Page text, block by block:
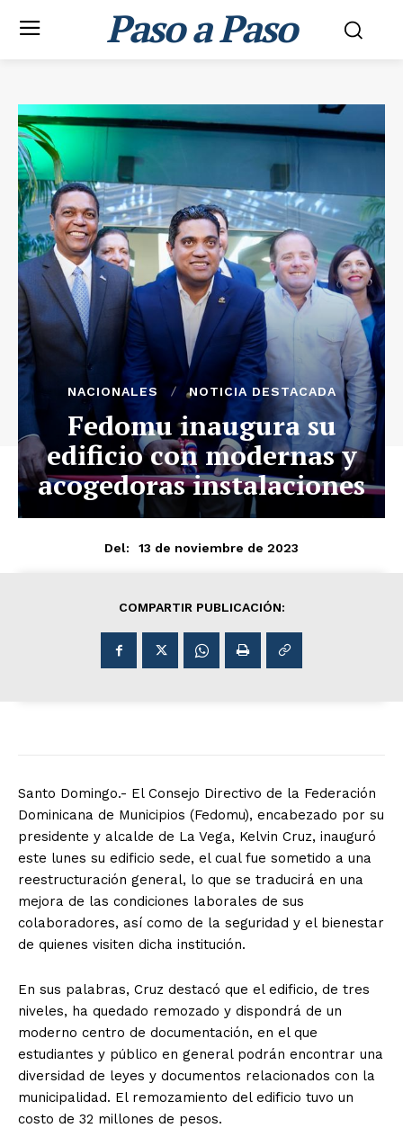
Paso a Paso
NACIONALES NOTICIA DESTACADA
Fedomu inaugura su
edificio con modernas y
acogedoras instalaciones
Del: 13 de noviembre de 2023
COMPARTIR PUBLICACIÓN:
Santo Domingo.- El Consejo Directivo de la Federación
Dominicana de Municipios (Fedomu), encabezado por su
presidente y alcalde de La Vega, Kelvin Cruz, inauguró
este lunes su edificio sede, el cual fue sometido a una
reestructuración general, lo que se traducirá en una
mejora de las condiciones laborales de sus
colaboradores, así como de la seguridad y el bienestar
de quienes visiten dicha institución.
En sus palabras, Cruz destacó que el edificio, de tres
niveles, ha quedado remozado y dispondrá de un
moderno centro de documentación, en el que
estudiantes y público en general podrán encontrar una
diversidad de leyes y documentos relacionados con la
municipalidad. El remozamiento del edificio tuvo un
costo de 32 millones de pesos.